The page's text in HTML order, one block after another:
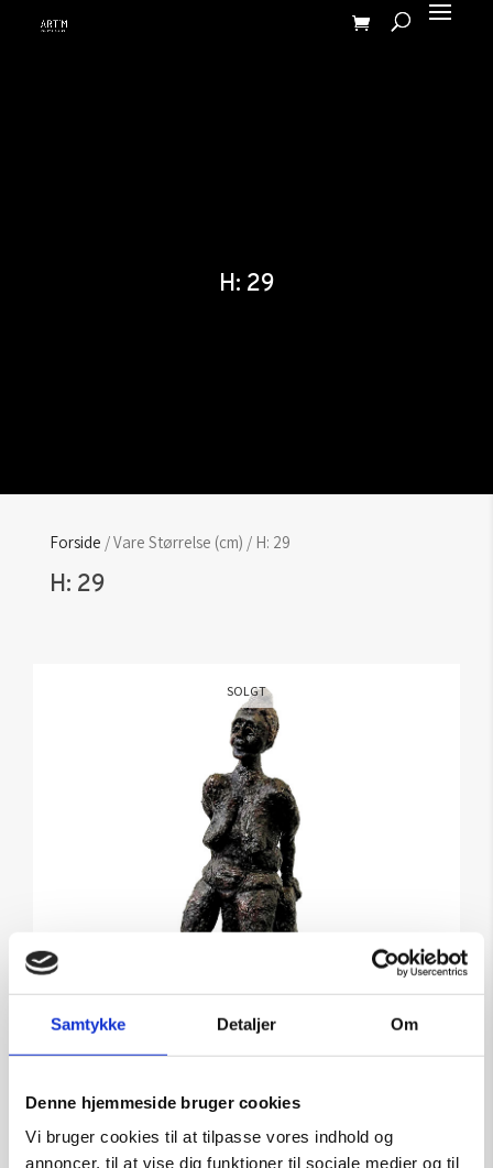
Samtykke Detaljer Om
Denne hjemmeside bruger cookies
Vi bruger cookies til at tilpasse vores indhold og
annoncer, til at vise dig funktioner til sociale medier og til
H: 29
Forside / Vare Størrelse (cm) / H: 29
H: 29
Skulptur af Henny Grodal: Uden Titel
Kunstner: Henny Grodal – skulptur
SOLGT